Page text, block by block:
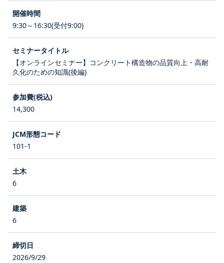
9:30～16:30(受付9:00)
【オンラインセミナー】コンクリート構造物の品質向上・高耐
久化のための知識(後編)
14,300
101-1
6
6
2026/9/29